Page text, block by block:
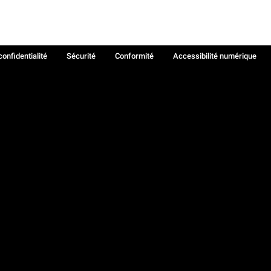
Sécurité Conformité
Accessibilité numérique